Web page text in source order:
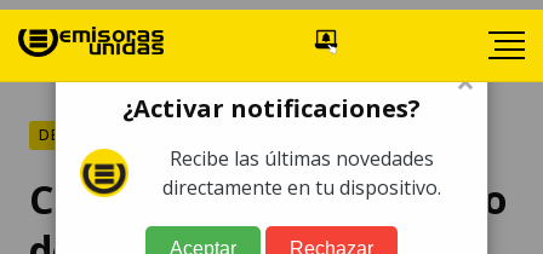
DEPORTES
Club León queda excluido
×
¿Activar notificaciones?
Recibe las últimas novedades
directamente en tu dispositivo.
Aceptar Rechazar